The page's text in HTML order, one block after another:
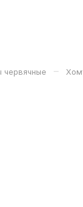
червячные –